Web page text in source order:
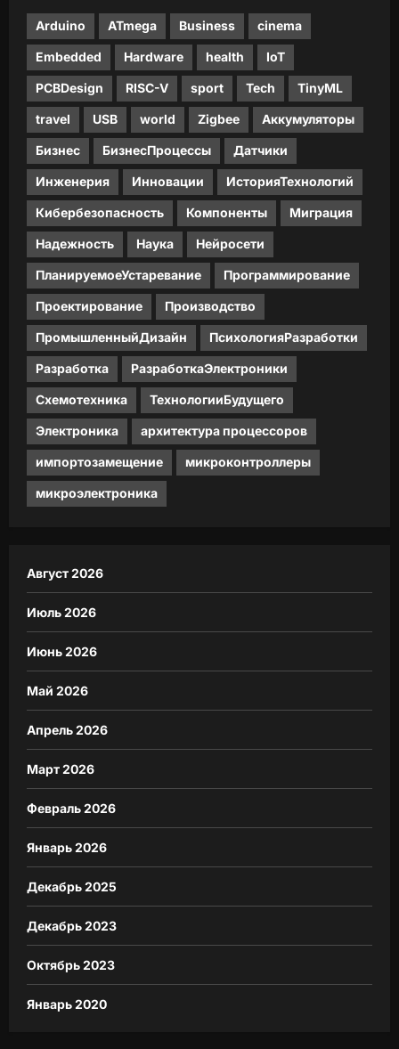
Arduino ATmega Business cinema
Embedded Hardware health IoT
PCBDesign RISC-V sport Tech TinyML
travel USB world Zigbee Аккумуляторы
Бизнес БизнесПроцессы Датчики
Инженерия Инновации ИсторияТехнологий
Кибербезопасность Компоненты Миграция
Надежность Наука Нейросети
ПланируемоеУстаревание Программирование
Проектирование Производство
ПромышленныйДизайн ПсихологияРазработки
Разработка РазработкаЭлектроники
Схемотехника ТехнологииБудущего
Электроника архитектура процессоров
импортозамещение микроконтроллеры
микроэлектроника
Август 2026
Июль 2026
Июнь 2026
Май 2026
Апрель 2026
Март 2026
Февраль 2026
Январь 2026
Декабрь 2025
Декабрь 2023
Октябрь 2023
Январь 2020